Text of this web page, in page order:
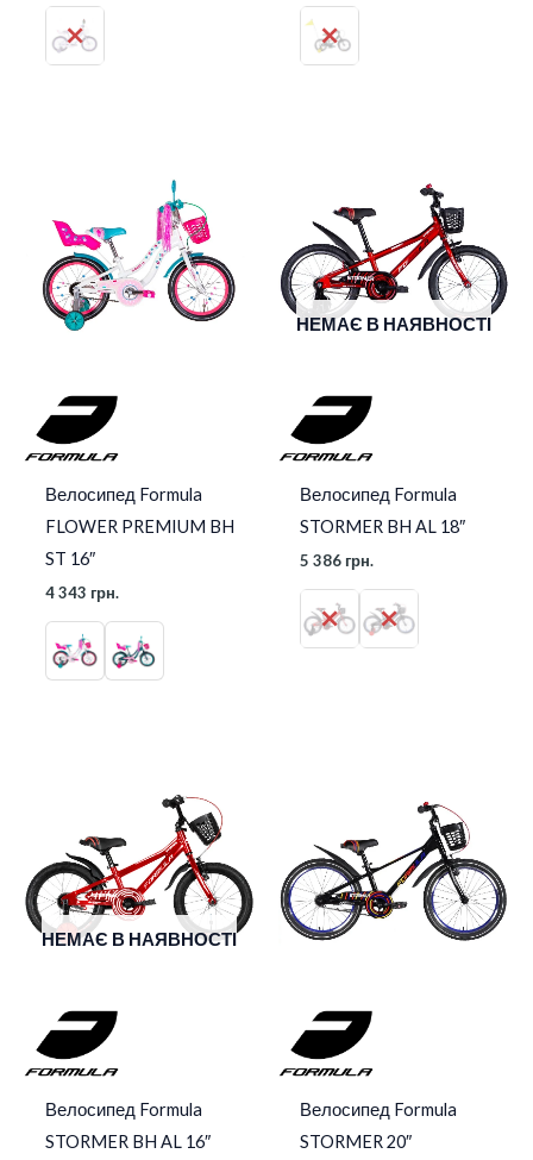
Велосипед Formula
FLOWER PREMIUM BH
ST 16″
4 343 грн.
НЕМАЄ В НАЯВНОСТІ
Велосипед Formula
STORMER BH AL 18″
5 386 грн.
НЕМАЄ В НАЯВНОСТІ
Велосипед Formula
STORMER BH AL 16″
Велосипед Formula
STORMER 20″